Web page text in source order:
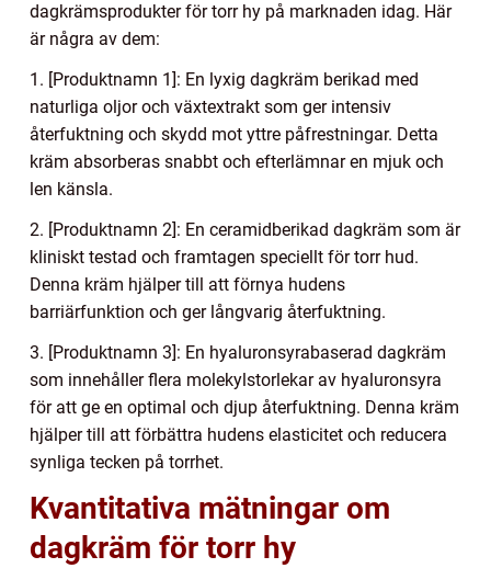
dagkrämsprodukter för torr hy på marknaden idag. Här
är några av dem:
1. [Produktnamn 1]: En lyxig dagkräm berikad med
naturliga oljor och växtextrakt som ger intensiv
återfuktning och skydd mot yttre påfrestningar. Detta
kräm absorberas snabbt och efterlämnar en mjuk och
len känsla.
2. [Produktnamn 2]: En ceramidberikad dagkräm som är
kliniskt testad och framtagen speciellt för torr hud.
Denna kräm hjälper till att förnya hudens
barriärfunktion och ger långvarig återfuktning.
3. [Produktnamn 3]: En hyaluronsyrabaserad dagkräm
som innehåller flera molekylstorlekar av hyaluronsyra
för att ge en optimal och djup återfuktning. Denna kräm
hjälper till att förbättra hudens elasticitet och reducera
synliga tecken på torrhet.
Kvantitativa mätningar om
dagkräm för torr hy